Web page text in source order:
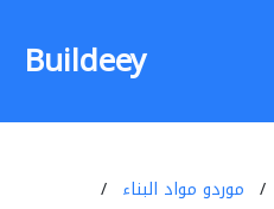
Buildeey
موردو مواد البناء